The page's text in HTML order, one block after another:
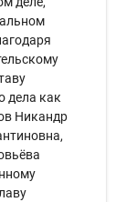
дела как
Никандр